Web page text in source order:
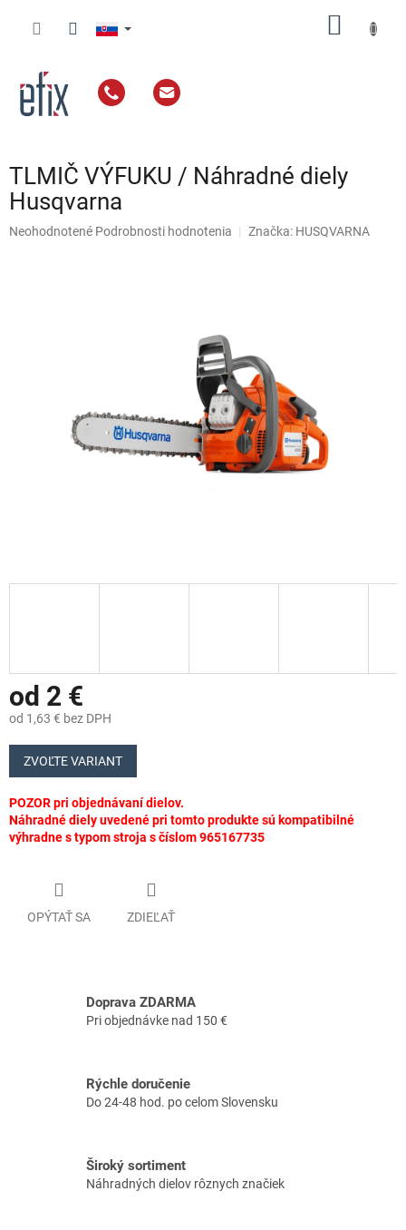
TLMIČ VÝFUKU / Náhradné diely
Husqvarna
Priemerné
Neohodnotené Podrobnosti hodnotenia Značka: HUSQVARNA
od 2 €
od 1,63 € bez DPH
Jednotková
cena:
ZVOĽTE VARIANT
POZOR pri objednávaní dielov.
Náhradné diely uvedené pri tomto produkte sú kompatibilné
výhradne s typom stroja s číslom 965167735
OPÝTAŤ SA ZDIEĽAŤ
Doprava ZDARMA
Pri objednávke nad 150 €
Rýchle doručenie
Do 24-48 hod. po celom Slovensku
Široký sortiment
Náhradných dielov rôznych značiek